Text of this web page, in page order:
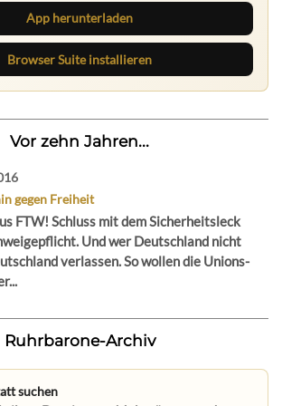
App herunterladen
Browser Suite installieren
Vor zehn Jahren...
gegen Freiheit
FTW! Schluss mit dem Sicherheitsleck
Und wer Deutschland nicht
verlassen. So wollen die Unions-
Ruhrbarone-Archiv
suchen